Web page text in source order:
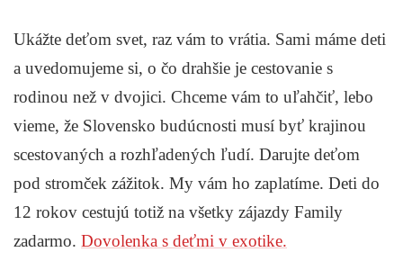
Ukážte deťom svet, raz vám to vrátia. Sami máme deti
a uvedomujeme si, o čo drahšie je cestovanie s
rodinou než v dvojici. Chceme vám to uľahčiť, lebo
vieme, že Slovensko budúcnosti musí byť krajinou
scestovaných a rozhľadených ľudí. Darujte deťom
pod stromček zážitok. My vám ho zaplatíme. Deti do
12 rokov cestujú totiž na všetky zájazdy Family
zadarmo. Dovolenka s deťmi v exotike.